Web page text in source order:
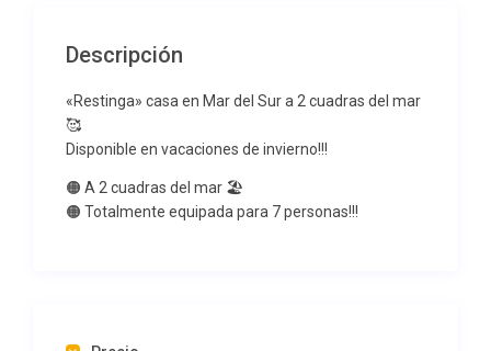
Descripción
«Restinga» casa en Mar del Sur a 2 cuadras del mar
🥰
Disponible en vacaciones de invierno!!!
🟠 A 2 cuadras del mar 🏖️
🟠 Totalmente equipada para 7 personas!!!